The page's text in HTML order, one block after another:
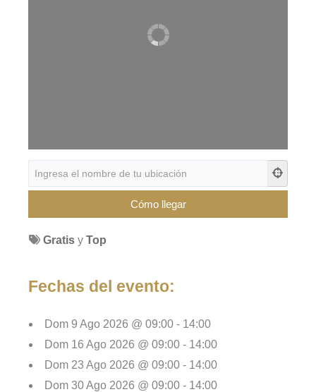
Gratisy Top
Fechas del evento:
Dom 9 Ago 2026 @ 09:00 - 14:00
Dom 16 Ago 2026 @ 09:00 - 14:00
Dom 23 Ago 2026 @ 09:00 - 14:00
Dom 30 Ago 2026 @ 09:00 - 14:00